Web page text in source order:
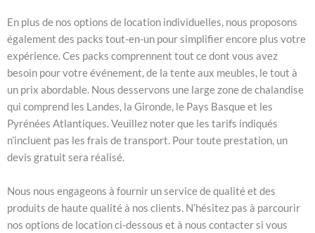
En plus de nos options de location individuelles, nous proposons
également des packs tout-en-un pour simplifier encore plus votre
expérience. Ces packs comprennent tout ce dont vous avez
besoin pour votre événement, de la tente aux meubles, le tout à
un prix abordable. Nous desservons une large zone de chalandise
qui comprend les Landes, la Gironde, le Pays Basque et les
Pyrénées Atlantiques. Veuillez noter que les tarifs indiqués
n’incluent pas les frais de transport. Pour toute prestation, un
devis gratuit sera réalisé.
Nous nous engageons à fournir un service de qualité et des
produits de haute qualité à nos clients. N’hésitez pas à parcourir
nos options de location ci-dessous et à nous contacter si vous